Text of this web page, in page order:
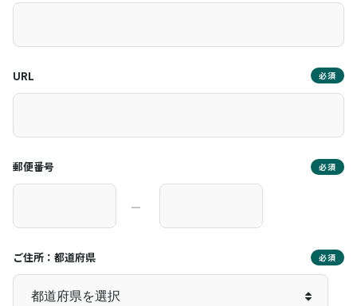
URL 必須
郵便番号 必須
―
ご住所：都道府県 必須